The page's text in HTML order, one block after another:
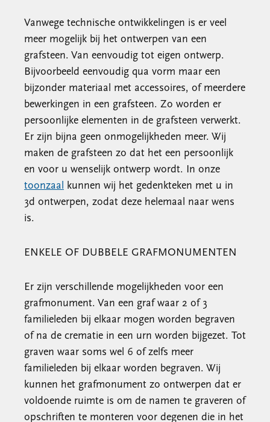
Vanwege technische ontwikkelingen is er veel
meer mogelijk bij het ontwerpen van een
grafsteen. Van eenvoudig tot eigen ontwerp.
Bijvoorbeeld eenvoudig qua vorm maar een
bijzonder materiaal met accessoires, of meerdere
bewerkingen in een grafsteen. Zo worden er
persoonlijke elementen in de grafsteen verwerkt.
Er zijn bijna geen onmogelijkheden meer. Wij
maken de grafsteen zo dat het een persoonlijk
en voor u wenselijk ontwerp wordt. In onze
toonzaal kunnen wij het gedenkteken met u in
3d ontwerpen, zodat deze helemaal naar wens
is.
ENKELE OF DUBBELE GRAFMONUMENTEN
Er zijn verschillende mogelijkheden voor een
grafmonument. Van een graf waar 2 of 3
familieleden bij elkaar mogen worden begraven
of na de crematie in een urn worden bijgezet. Tot
graven waar soms wel 6 of zelfs meer
familieleden bij elkaar worden begraven. Wij
kunnen het grafmonument zo ontwerpen dat er
voldoende ruimte is om de namen te graveren of
opschriften te monteren voor degenen die in het